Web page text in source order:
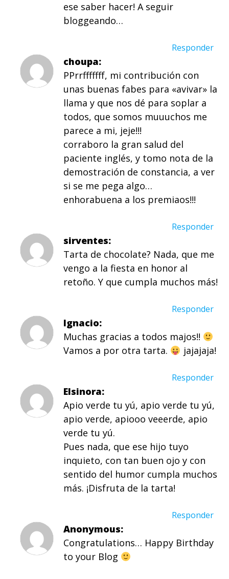
ese saber hacer! A seguir
bloggeando…
Responder
choupa
PPrrfffffff, mi contribución con
unas buenas fabes para «avivar» la
llama y que nos dé para soplar a
todos, que somos muuuchos me
parece a mi, jeje!!!
corraboro la gran salud del
paciente inglés, y tomo nota de la
demostración de constancia, a ver
si se me pega algo…
enhorabuena a los premiaos!!!
Responder
sirventes
Tarta de chocolate? Nada, que me
vengo a la fiesta en honor al
retoño. Y que cumpla muchos más!
Responder
Ignacio
Muchas gracias a todos majos!!
Vamos a por otra tarta.
jajajaja!
Responder
Elsinora
Apio verde tu yú, apio verde tu yú,
apio verde, apiooo veeerde, apio
verde tu yú.
Pues nada, que ese hijo tuyo
inquieto, con tan buen ojo y con
sentido del humor cumpla muchos
más. ¡Disfruta de la tarta!
Responder
Anonymous
Congratulations… Happy Birthday
to your Blog